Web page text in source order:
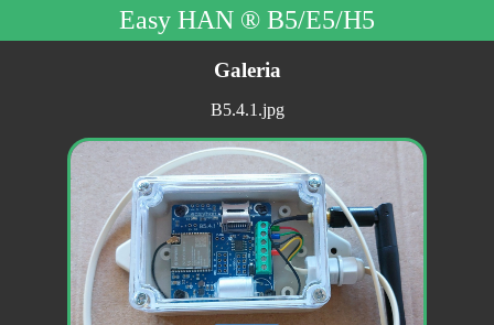
Easy HAN ® B5/E5/H5
Galeria
B5.4.1.jpg